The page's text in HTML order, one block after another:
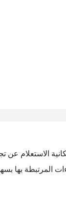
الاستعلام عن
المرتبطة بها